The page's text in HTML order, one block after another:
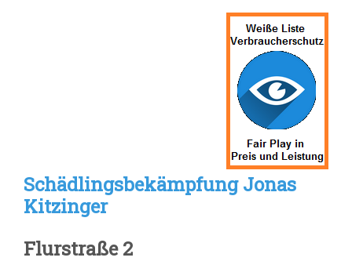
Schädlingsbekämpfung Jonas
Kitzinger
Flurstraße 2